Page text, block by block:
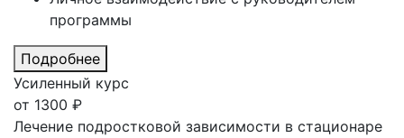
программы
Подробнее
Усиленный курс
от 1300 ₽
Лечение подростковой зависимости в стационаре